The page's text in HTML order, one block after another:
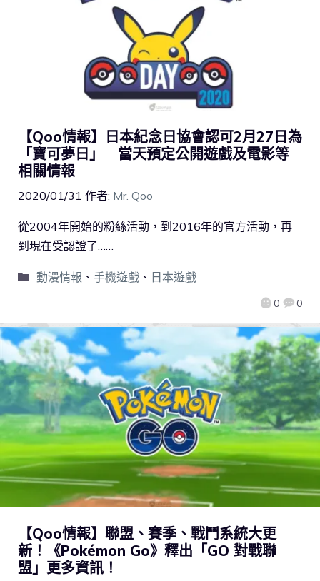
【Qoo情報】日本紀念日協會認可2月27日為
「寶可夢日」 當天預定公開遊戲及電影等
相關情報
2020/01/31 作者: Mr. Qoo
0 0
從2004年開始的粉絲活動，到2016年的官方活動，再
到現在受認證了……
動漫情報 、 手機遊戲、 日本遊戲
【Qoo情報】聯盟、賽季、戰鬥系統大更
新！《Pokémon Go》釋出「GO 對戰聯
盟」更多資訊！